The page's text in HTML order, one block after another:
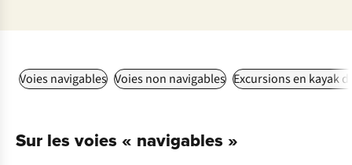
Voies navigables Voies non navigables Excursions en kayak
Sur les voies « navigables »